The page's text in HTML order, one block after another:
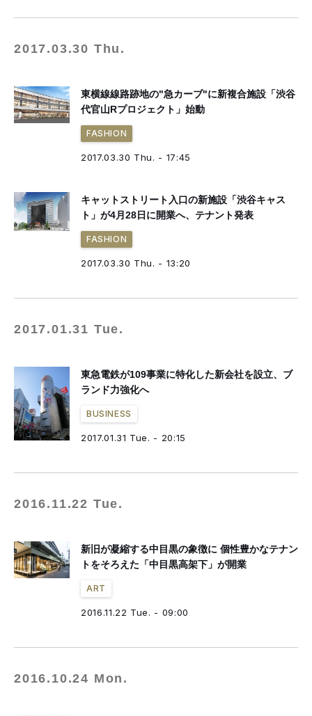
2017.03.30 Thu.
東横線線路跡地の"急カーブ"に新複合施設「渋谷
代官山Rプロジェクト」始動
FASHION
2017.03.30 Thu. - 17:45
キャットストリート入口の新施設「渋谷キャス
ト」が4月28日に開業へ、テナント発表
FASHION
2017.03.30 Thu. - 13:20
2017.01.31 Tue.
東急電鉄が109事業に特化した新会社を設立、ブ
ランド力強化へ
BUSINESS
2017.01.31 Tue. - 20:15
2016.11.22 Tue.
新旧が凝縮する中目黒の象徴に 個性豊かなテナン
トをそろえた「中目黒高架下」が開業
ART
2016.11.22 Tue. - 09:00
2016.10.24 Mon.